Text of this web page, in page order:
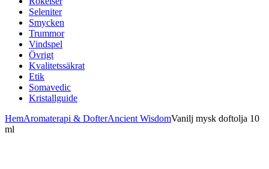
Seleniter
Smycken
Trummor
Vindspel
Övrigt
Kvalitetssäkrat
Etik
Somavedic
Kristallguide
HemAromaterapi & DofterAncient WisdomVanilj mysk doftolja 10
ml